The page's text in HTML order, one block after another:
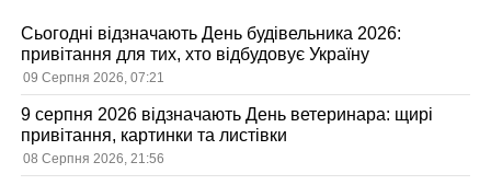
Сьогодні відзначають День будівельника 2026:
привітання для тих, хто відбудовує Україну
09 Серпня 2026, 07:21
9 серпня 2026 відзначають День ветеринара: щирі
привітання, картинки та листівки
08 Серпня 2026, 21:56